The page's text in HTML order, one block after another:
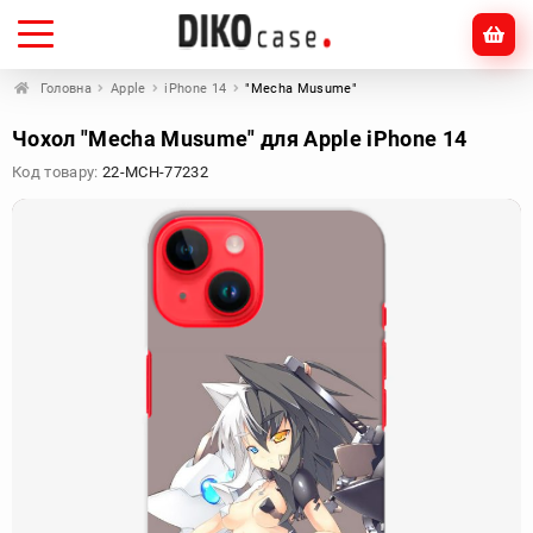
Головна Apple iPhone 14 "Mecha Musume"
Чохол "Mecha Musume" для Apple iPhone 14
Код товару: 22-MCH-77232